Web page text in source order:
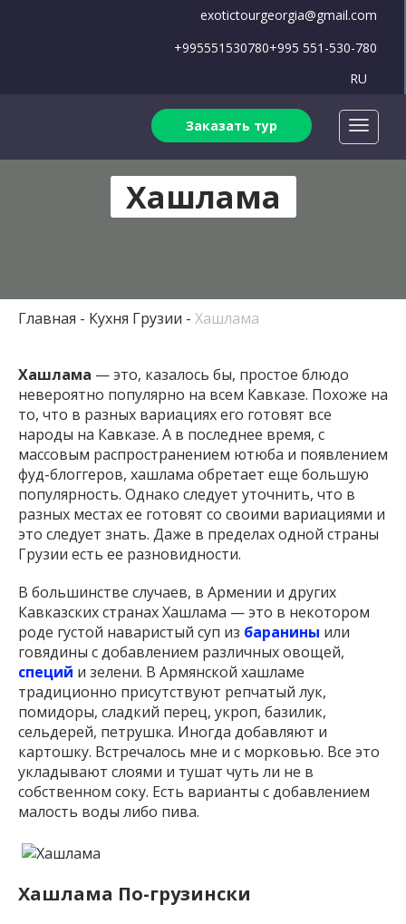
exotictourgeorgia@gmail.com
+995551530780+995 551-530-780
RU
Заказать тур
Хашлама
Главная Кухня Грузии Хашлама
Хашлама — это, казалось бы, простое блюдо
невероятно популярно на всем Кавказе. Похоже на
то, что в разных вариациях его готовят все
народы на Кавказе. А в последнее время, с
массовым распространением ютюба и появлением
фуд-блоггеров, хашлама обретает еще большую
популярность. Однако следует уточнить, что в
разных местах ее готовят со своими вариациями и
это следует знать. Даже в пределах одной страны
Грузии есть ее разновидности.
В большинстве случаев, в Армении и других
Кавказских странах Хашлама — это в некотором
роде густой наваристый суп из баранины или
говядины с добавлением различных овощей,
специй и зелени. В Армянской хашламе
традиционно присутствуют репчатый лук,
помидоры, сладкий перец, укроп, базилик,
сельдерей, петрушка. Иногда добавляют и
картошку. Встречалось мне и с морковью. Все это
укладывают слоями и тушат чуть ли не в
собственном соку. Есть варианты с добавлением
малость воды либо пива.
Хашлама По-грузински